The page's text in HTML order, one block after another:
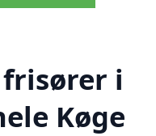
i
Køge